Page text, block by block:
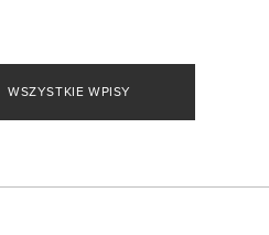
WSZYSTKIE WPISY